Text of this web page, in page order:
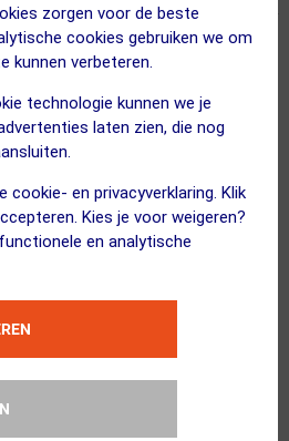
zorgen voor de beste
cookies gebruiken we om
kunnen verbeteren.
technologie kunnen we je
laten zien, die nog
cookie- en privacyverklaring. Klik
Kies je voor weigeren?
en analytische
3 MTB Drinkrugzak Zwart
Patronen 16 gram 5-stuks